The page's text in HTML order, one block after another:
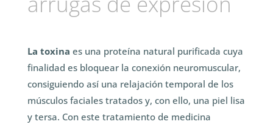
La toxina es una proteína natural purificada cuya
finalidad es bloquear la conexión neuromuscular,
consiguiendo así una relajación temporal de los
músculos faciales tratados y, con ello, una piel lisa
y tersa. Con este tratamiento de medicina